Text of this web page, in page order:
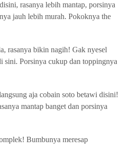
rasanya lebih mantap, porsinya
jauh lebih murah. Pokoknya the
rasanya bikin nagih! Gak nyesel
sini. Porsinya cukup dan toppingnya
aja cobain soto betawi disini!
mantap banget dan porsinya
Bumbunya meresap